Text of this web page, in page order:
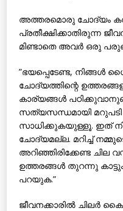
അത്തരമൊരു ചോദ്യം
പ്രതീക്ഷിക്കാതിരുന്ന
മിണ്ടാതെ അവര്‍ ഒരു
”ഭയപ്പെടേണ്ട,
ചോദ്യത്തിന്റെ
കാര്യങ്ങള്‍
സത്യസന്ധമായി
സാധിക്കുകയുള്ളൂ. ഇത്
ചോദ്യമല്ല. മറിച്ച്
അറിഞ്ഞിരിക്കേണ്ട ചില
ഉത്തരങ്ങള്‍ തുറന്നു
പറയുക.”
ജീവനക്കാരില്‍ ചിലര്‍